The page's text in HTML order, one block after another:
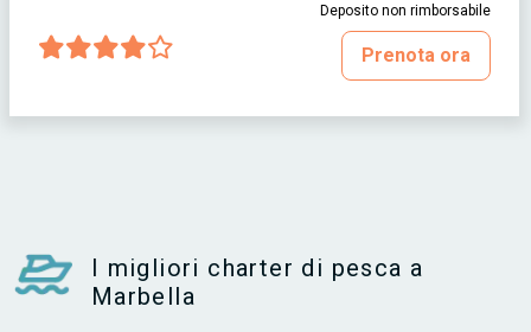
Deposito non rimborsabile
Prenota ora
I migliori charter di pesca a
Marbella